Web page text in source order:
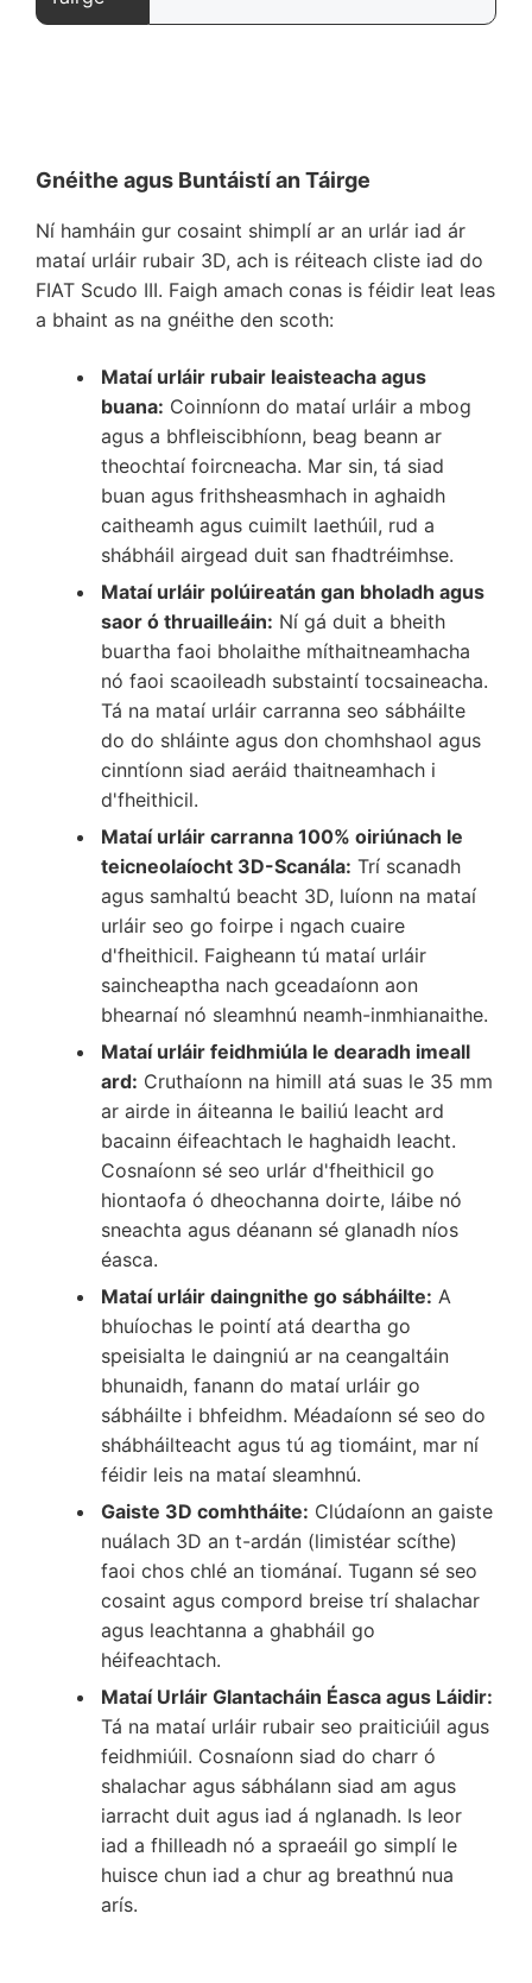
Gnéithe agus Buntáistí an Táirge
Ní hamháin gur cosaint shimplí ar an urlár iad ár
mataí urláir rubair 3D, ach is réiteach cliste iad do
FIAT Scudo III. Faigh amach conas is féidir leat leas
a bhaint as na gnéithe den scoth:
Mataí urláir rubair leaisteacha agus
buana: Coinníonn do mataí urláir a mbog
agus a bhfleiscibhíonn, beag beann ar
theochtaí foircneacha. Mar sin, tá siad
buan agus frithsheasmhach in aghaidh
caitheamh agus cuimilt laethúil, rud a
shábháil airgead duit san fhadtréimhse.
Mataí urláir polúireatán gan bholadh agus
saor ó thruailleáin: Ní gá duit a bheith
buartha faoi bholaithe míthaitneamhacha
nó faoi scaoileadh substaintí tocsaineacha.
Tá na mataí urláir carranna seo sábháilte
do do shláinte agus don chomhshaol agus
cinntíonn siad aeráid thaitneamhach i
d'fheithicil.
Mataí urláir carranna 100% oiriúnach le
teicneolaíocht 3D-Scanála: Trí scanadh
agus samhaltú beacht 3D, luíonn na mataí
urláir seo go foirpe i ngach cuaire
d'fheithicil. Faigheann tú mataí urláir
saincheaptha nach gceadaíonn aon
bhearnaí nó sleamhnú neamh-inmhianaithe.
Mataí urláir feidhmiúla le dearadh imeall
ard: Cruthaíonn na himill atá suas le 35 mm
ar airde in áiteanna le bailiú leacht ard
bacainn éifeachtach le haghaidh leacht.
Cosnaíonn sé seo urlár d'fheithicil go
hiontaofa ó dheochanna doirte, láibe nó
sneachta agus déanann sé glanadh níos
éasca.
Mataí urláir daingnithe go sábháilte: A
bhuíochas le pointí atá deartha go
speisialta le daingniú ar na ceangaltáin
bhunaidh, fanann do mataí urláir go
sábháilte i bhfeidhm. Méadaíonn sé seo do
shábháilteacht agus tú ag tiomáint, mar ní
féidir leis na mataí sleamhnú.
Gaiste 3D comhtháite: Clúdaíonn an gaiste
nuálach 3D an t-ardán (limistéar scíthe)
faoi chos chlé an tiománaí. Tugann sé seo
cosaint agus compord breise trí shalachar
agus leachtanna a ghabháil go
héifeachtach.
Mataí Urláir Glantacháin Éasca agus Láidir:
Tá na mataí urláir rubair seo praiticiúil agus
feidhmiúil. Cosnaíonn siad do charr ó
shalachar agus sábhálann siad am agus
iarracht duit agus iad á nglanadh. Is leor
iad a fhilleadh nó a spraeáil go simplí le
huisce chun iad a chur ag breathnú nua
arís.